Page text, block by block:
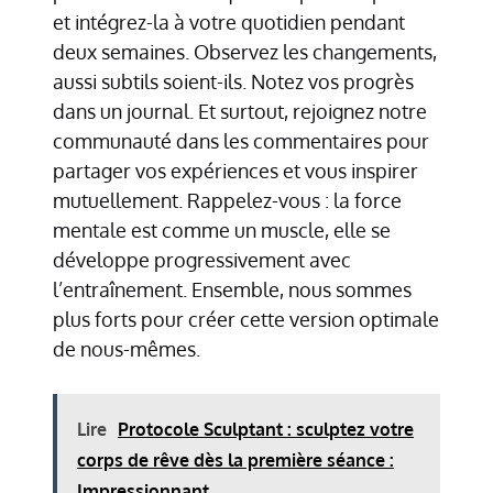
et intégrez-la à votre quotidien pendant
deux semaines. Observez les changements,
aussi subtils soient-ils. Notez vos progrès
dans un journal. Et surtout, rejoignez notre
communauté dans les commentaires pour
partager vos expériences et vous inspirer
mutuellement. Rappelez-vous : la force
mentale est comme un muscle, elle se
développe progressivement avec
l’entraînement. Ensemble, nous sommes
plus forts pour créer cette version optimale
de nous-mêmes.
Lire Protocole Sculptant : sculptez votre
corps de rêve dès la première séance :